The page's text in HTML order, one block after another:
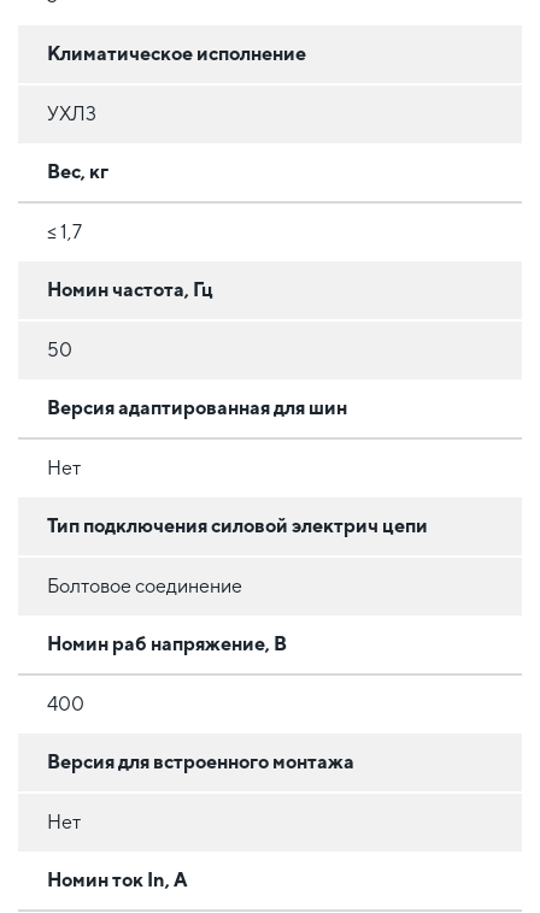
Климатическое исполнение
УХЛ3
Вес, кг
≤ 1,7
Номин частота, Гц
50
Версия адаптированная для шин
Нет
Тип подключения силовой электрич цепи
Болтовое соединение
Номин раб напряжение, В
400
Версия для встроенного монтажа
Нет
Номин ток In, А